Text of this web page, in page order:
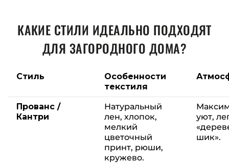
КАКИЕ СТИЛИ ИДЕАЛЬНО ПОДХОДЯТ
ДЛЯ ЗАГОРОДНОГО ДОМА?
Стиль
Особенности
текстиля
Прованс /
Кантри
Натуральный
лен, хлопок,
мелкий
цветочный
принт, рюши,
кружево.
уют,
шик».